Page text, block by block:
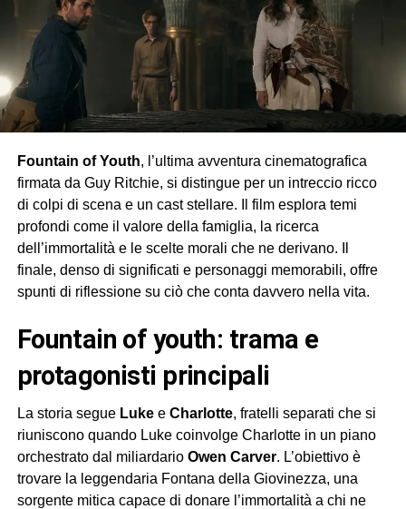
Fountain of Youth, l’ultima avventura cinematografica
firmata da Guy Ritchie, si distingue per un intreccio ricco
di colpi di scena e un cast stellare. Il film esplora temi
profondi come il valore della famiglia, la ricerca
dell’immortalità e le scelte morali che ne derivano. Il
finale, denso di significati e personaggi memorabili, offre
spunti di riflessione su ciò che conta davvero nella vita.
fountain of youth: trama e
protagonisti principali
La storia segue Lukee Charlotte, fratelli separati che si
riuniscono quando Luke coinvolge Charlotte in un piano
orchestrato dal miliardario Owen Carver. L’obiettivo è
trovare la leggendaria Fontana della Giovinezza, una
sorgente mitica capace di donare l’immortalità a chi ne